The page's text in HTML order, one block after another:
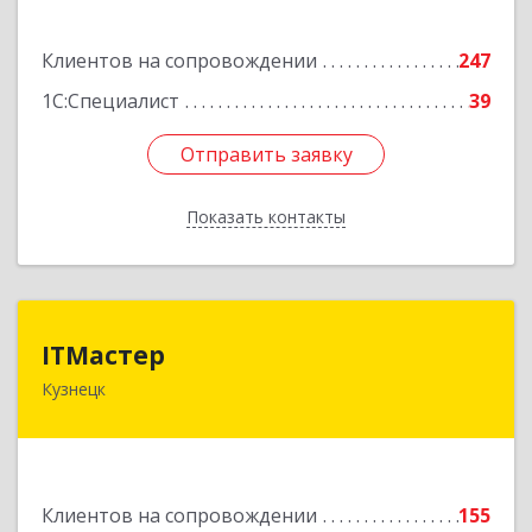
Клиентов на сопровождении
247
1С:Специалист
39
Отправить заявку
Показать контакты
Отправить заявку
Назад
ITМастер
Кузнецк
Клиентов на сопровождении 155
442537, Пензенская обл, Кузнецк г, Белинского